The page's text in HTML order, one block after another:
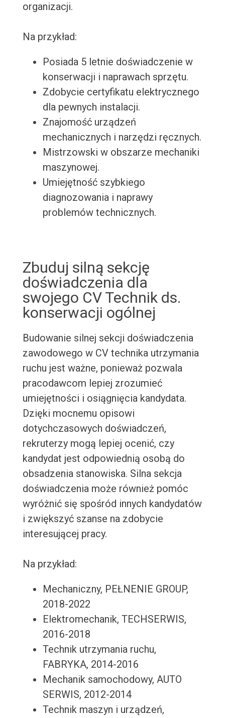
organizacji.
Na przykład:
Posiada 5 letnie doświadczenie w
konserwacji i naprawach sprzętu.
Zdobycie certyfikatu elektrycznego
dla pewnych instalacji.
Znajomość urządzeń
mechanicznych i narzędzi ręcznych.
Mistrzowski w obszarze mechaniki
maszynowej.
Umiejętność szybkiego
diagnozowania i naprawy
problemów technicznych.
Zbuduj silną sekcję
doświadczenia dla
swojego CV Technik ds.
konserwacji ogólnej
Budowanie silnej sekcji doświadczenia
zawodowego w CV technika utrzymania
ruchu jest ważne, ponieważ pozwala
pracodawcom lepiej zrozumieć
umiejętności i osiągnięcia kandydata.
Dzięki mocnemu opisowi
dotychczasowych doświadczeń,
rekruterzy mogą lepiej ocenić, czy
kandydat jest odpowiednią osobą do
obsadzenia stanowiska. Silna sekcja
doświadczenia może również pomóc
wyróżnić się spośród innych kandydatów
i zwiększyć szanse na zdobycie
interesującej pracy.
Na przykład:
Mechaniczny, PEŁNENIE GROUP,
2018-2022
Elektromechanik, TECHSERWIS,
2016-2018
Technik utrzymania ruchu,
FABRYKA, 2014-2016
Mechanik samochodowy, AUTO
SERWIS, 2012-2014
Technik maszyn i urządzeń,